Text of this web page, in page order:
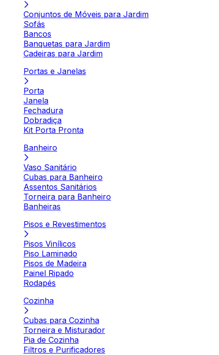
Conjuntos de Móveis para Jardim
Sofás
Bancos
Banquetas para Jardim
Cadeiras para Jardim
Portas e Janelas
Porta
Janela
Fechadura
Dobradiça
Kit Porta Pronta
Banheiro
Vaso Sanitário
Cubas para Banheiro
Assentos Sanitários
Torneira para Banheiro
Banheiras
Pisos e Revestimentos
Pisos Vinílicos
Piso Laminado
Pisos de Madeira
Painel Ripado
Rodapés
Cozinha
Cubas para Cozinha
Torneira e Misturador
Pia de Cozinha
Filtros e Purificadores